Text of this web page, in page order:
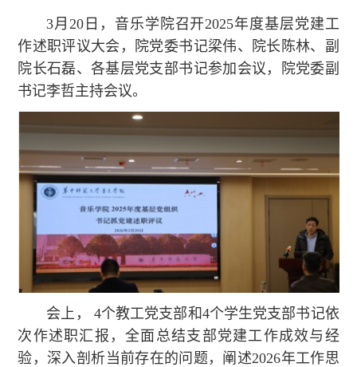
3月20日，音乐学院召开2025年度基层党建工
作述职评议大会，院党委书记梁伟、院长陈林、副
院长石磊、各基层党支部书记参加会议，院党委副
书记李哲主持会议。
会上， 4个教工党支部和4个学生党支部书记依
次作述职汇报，全面总结支部党建工作成效与经
验，深入剖析当前存在的问题，阐述2026年工作思